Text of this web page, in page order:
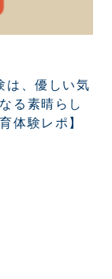
は、優しい気
る素晴らし
体験レポ】